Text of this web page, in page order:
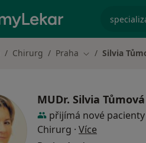
Chirurg Praha Změna města
Silvia
MUDr. Silvia Tůmová
přijímá nové pacienty
Chirurg · Více